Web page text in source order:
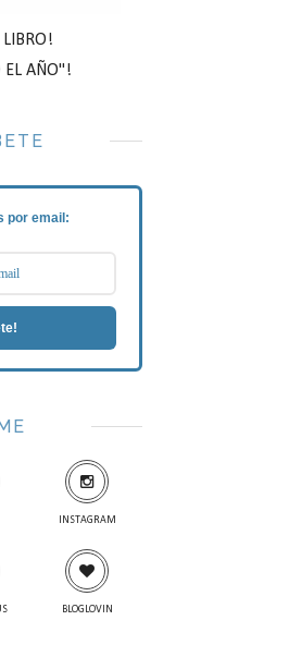
EL AÑO"!
por email:
INSTAGRAM
BLOGLOVIN